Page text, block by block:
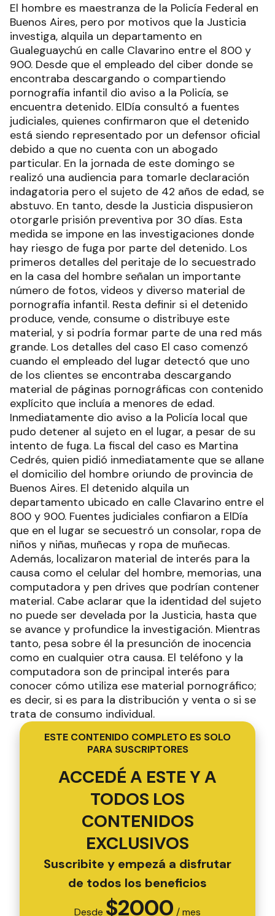
El hombre es maestranza de la Policía Federal en
Buenos Aires, pero por motivos que la Justicia
investiga, alquila un departamento en
Gualeguaychú en calle Clavarino entre el 800 y
900. Desde que el empleado del ciber donde se
encontraba descargando o compartiendo
pornografía infantil dio aviso a la Policía, se
encuentra detenido. ElDía consultó a fuentes
judiciales, quienes confirmaron que el detenido
está siendo representado por un defensor oficial
debido a que no cuenta con un abogado
particular. En la jornada de este domingo se
realizó una audiencia para tomarle declaración
indagatoria pero el sujeto de 42 años de edad, se
abstuvo. En tanto, desde la Justicia dispusieron
otorgarle prisión preventiva por 30 días. Esta
medida se impone en las investigaciones donde
hay riesgo de fuga por parte del detenido. Los
primeros detalles del peritaje de lo secuestrado
en la casa del hombre señalan un importante
número de fotos, videos y diverso material de
pornografía infantil. Resta definir si el detenido
produce, vende, consume o distribuye este
material, y si podría formar parte de una red más
grande. Los detalles del caso El caso comenzó
cuando el empleado del lugar detectó que uno
de los clientes se encontraba descargando
material de páginas pornográficas con contenido
explícito que incluía a menores de edad.
Inmediatamente dio aviso a la Policía local que
pudo detener al sujeto en el lugar, a pesar de su
intento de fuga. La fiscal del caso es Martina
Cedrés, quien pidió inmediatamente que se allane
el domicilio del hombre oriundo de provincia de
Buenos Aires. El detenido alquila un
departamento ubicado en calle Clavarino entre el
800 y 900. Fuentes judiciales confiaron a ElDía
que en el lugar se secuestró un consolar, ropa de
niños y niñas, muñecas y ropa de muñecas.
Además, localizaron material de interés para la
causa como el celular del hombre, memorias, una
computadora y pen drives que podrían contener
material. Cabe aclarar que la identidad del sujeto
no puede ser develada por la Justicia, hasta que
se avance y profundice la investigación. Mientras
tanto, pesa sobre él la presunción de inocencia
como en cualquier otra causa. El teléfono y la
computadora son de principal interés para
conocer cómo utiliza ese material pornográfico;
es decir, si es para la distribución y venta o si se
trata de consumo individual.
ESTE CONTENIDO COMPLETO ES SOLO
PARA SUSCRIPTORES
ACCEDÉ A ESTE Y A
TODOS LOS
CONTENIDOS
EXCLUSIVOS
Suscribite y empezá a disfrutar
de todos los beneficios
Desde $2000 / mes